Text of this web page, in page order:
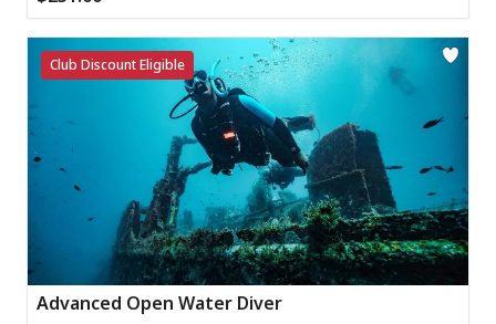
Club Discount Eligible
Advanced Open Water Diver